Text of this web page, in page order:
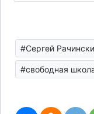
#Сергей
#свободная